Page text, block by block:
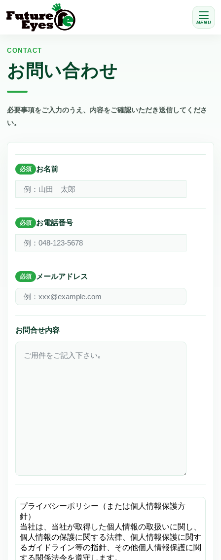
MENU
CONTACT
お問い合わせ
必要事項をご入力のうえ、内容をご確認いただき送信してくださ
い。
必須 お名前
必須 お電話番号
必須 メールアドレス
お問合せ内容